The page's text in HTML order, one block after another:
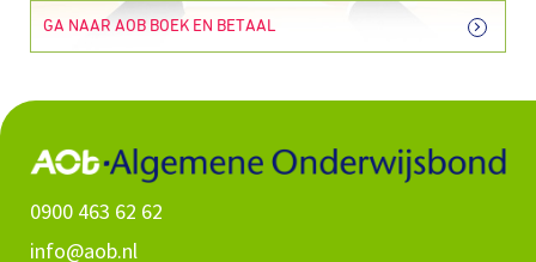
GA NAAR AOB BOEK EN BETAAL
0900 463 62 62
info@aob.nl